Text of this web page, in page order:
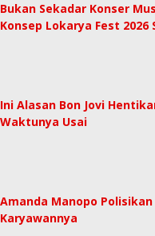
Bukan Sekadar Konser
Konsep Lokarya Fest 2026
Ini Alasan Bon Jovi
Waktunya Usai
Amanda Manopo
Karyawannya